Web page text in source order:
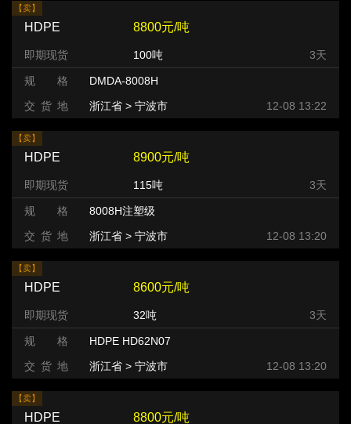
【卖】
HDPE 8800元/吨
即期现货 100吨 3天
规 格
DMDA-8008H
交 货 地
浙江省 > 宁波市 12-08 13:22
【卖】
HDPE 8900元/吨
即期现货 115吨 3天
规 格
8008H注塑级
交 货 地
浙江省 > 宁波市 12-08 13:20
【卖】
HDPE 8600元/吨
即期现货 32吨 3天
规 格
HDPE HD62N07
交 货 地
浙江省 > 宁波市 12-08 13:20
【卖】
HDPE 8800元/吨